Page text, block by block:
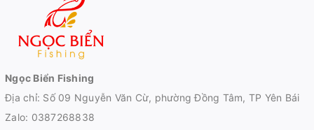
Ngọc Biển Fishing
Địa chỉ: Số 09 Nguyễn Văn Cừ, phường Đồng Tâm, TP Yên Bái
Zalo: 0387268838